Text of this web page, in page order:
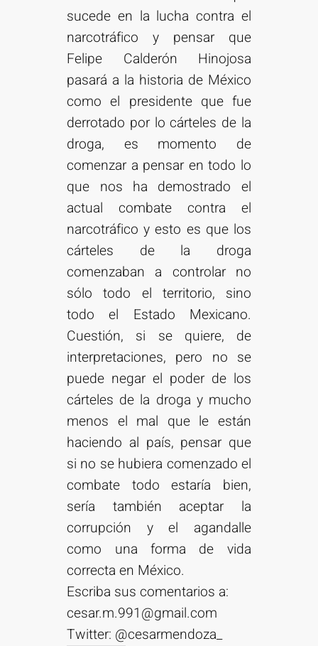
sucede en la lucha contra el
narcotráfico y pensar que
Felipe Calderón Hinojosa
pasará a la historia de México
como el presidente que fue
derrotado por lo cárteles de la
droga, es momento de
comenzar a pensar en todo lo
que nos ha demostrado el
actual combate contra el
narcotráfico y esto es que los
cárteles de la droga
comenzaban a controlar no
sólo todo el territorio, sino
todo el Estado Mexicano.
Cuestión, si se quiere, de
interpretaciones, pero no se
puede negar el poder de los
cárteles de la droga y mucho
menos el mal que le están
haciendo al país, pensar que
si no se hubiera comenzado el
combate todo estaría bien,
sería también aceptar la
corrupción y el agandalle
como una forma de vida
correcta en México.
Escriba sus comentarios a:
cesar.m.991@gmail.com
Twitter: @cesarmendoza_